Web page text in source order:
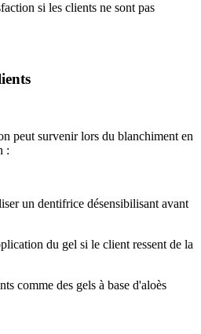
si les clients ne sont pas
peut survenir lors du blanchiment en
:
un dentifrice désensibilisant avant
du gel si le client ressent de la
comme des gels à base d'aloès